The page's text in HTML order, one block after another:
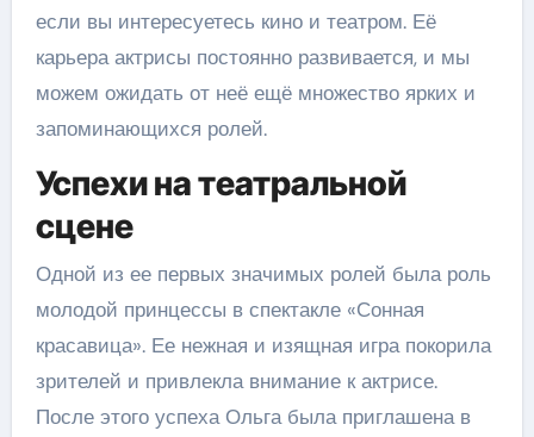
если вы интересуетесь кино и театром. Её
карьера актрисы постоянно развивается, и мы
можем ожидать от неё ещё множество ярких и
запоминающихся ролей.
Успехи на театральной
сцене
Одной из ее первых значимых ролей была роль
молодой принцессы в спектакле «Сонная
красавица». Ее нежная и изящная игра покорила
зрителей и привлекла внимание к актрисе.
После этого успеха Ольга была приглашена в